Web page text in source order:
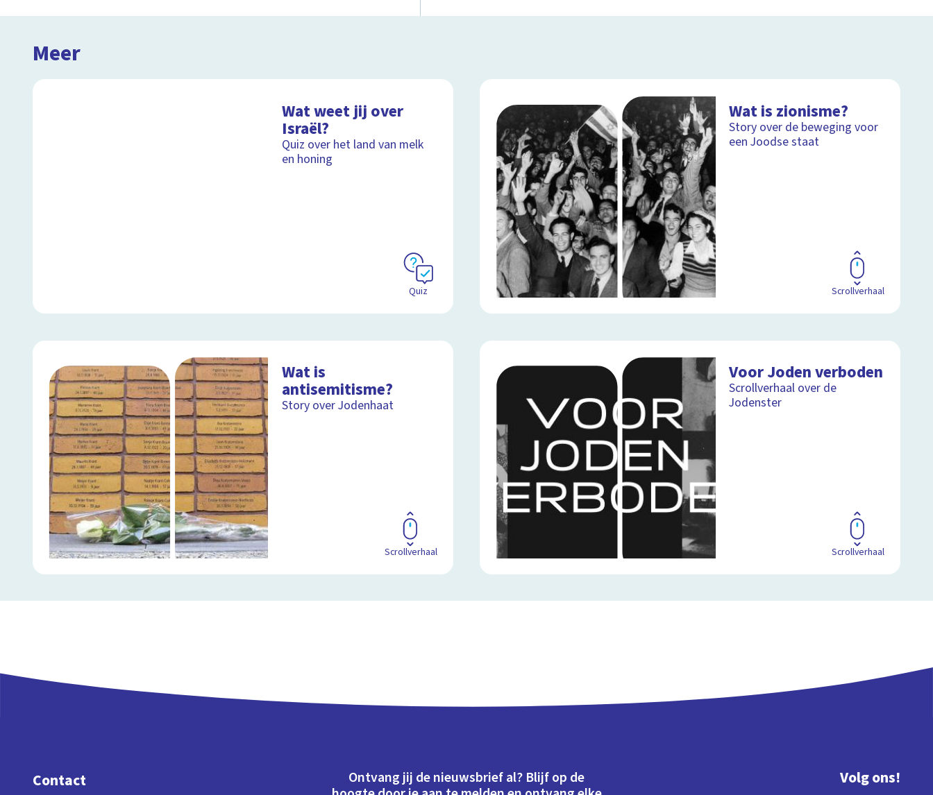
Meer
Wat weet jij over
Israël?
Quiz over het land van melk
en honing
Quiz
Wat is zionisme?
Story over de beweging voor
een Joodse staat
Scrollverhaal
Wat is
antisemitisme?
Story over Jodenhaat
Scrollverhaal
Voor Joden verboden
Scrollverhaal over de
Jodenster
Scrollverhaal
Contact
Ontvang jij de nieuwsbrief al? Blijf op de
Volg ons!